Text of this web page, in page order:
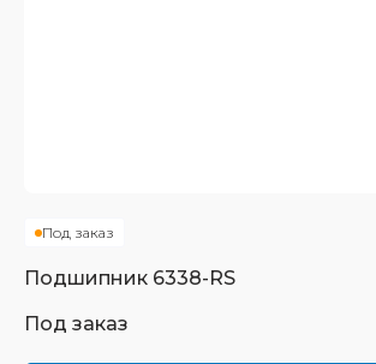
Под заказ
Подшипник 6338-RS
Под заказ